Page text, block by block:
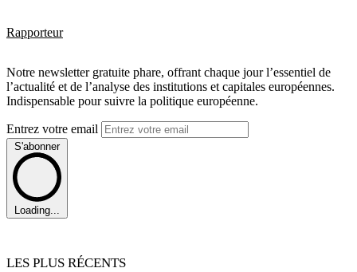
Rapporteur
Notre newsletter gratuite phare, offrant chaque jour l’essentiel de
l’actualité et de l’analyse des institutions et capitales européennes.
Indispensable pour suivre la politique européenne.
Entrez votre email
S'abonner
Loading...
LES PLUS RÉCENTS